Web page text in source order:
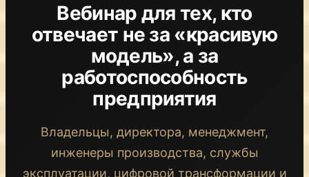
Вебинар для тех, кто
отвечает не за «красивую
модель», а за
работоспособность
предприятия
Владельцы, директора, менеджмент,
инженеры производства, службы
эксплуатации, цифровой трансформации и